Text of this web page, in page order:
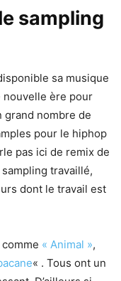
sampling
sa musique
nouvelle ère pour
grand nombre de
pour le hiphop
pas ici de remix de
travaillé,
dont le travail est
« Animal »,
« . Tous ont un